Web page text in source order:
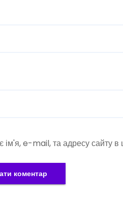
ім'я, e-mail, та адресу сайту